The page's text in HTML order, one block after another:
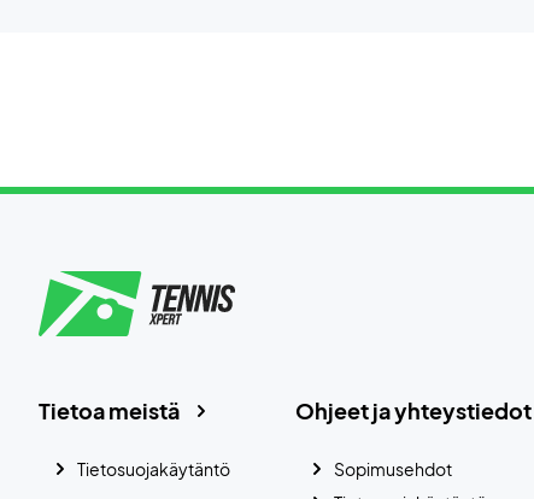
Ohjeet ja yhteystiedot
Sopimusehdot
Tietoa meistä
Tietosuojakäytäntö